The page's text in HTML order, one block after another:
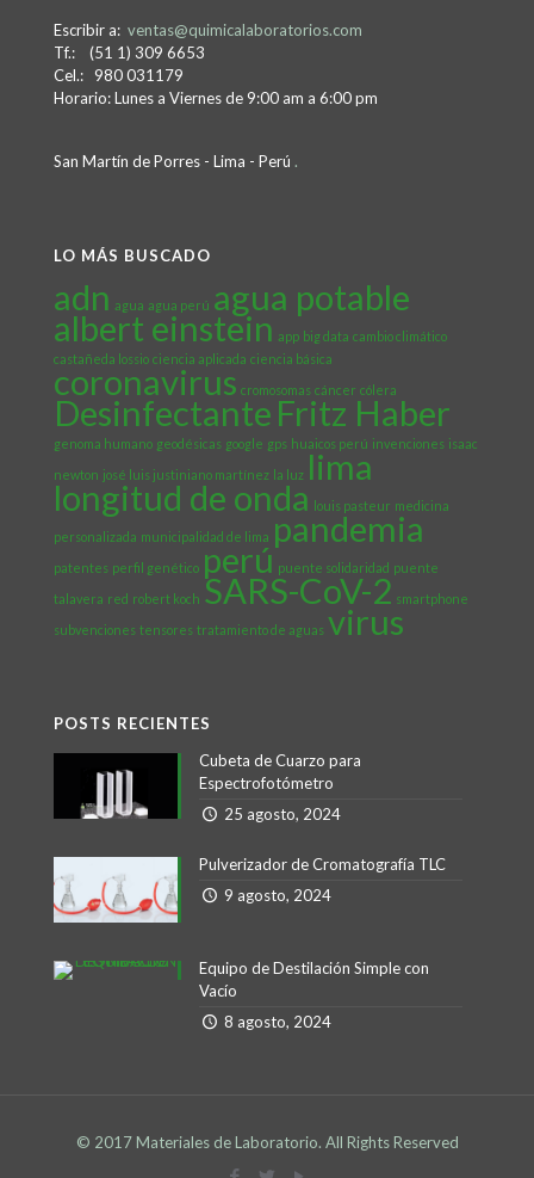
Escribir a: ventas@quimicalaboratorios.com
Tf.: (51 1) 309 6653
Cel.: 980 031179
Horario: Lunes a Viernes de 9:00 am a 6:00 pm
San Martín de Porres - Lima - Perú .
LO MÁS BUSCADO
adn agua agua perú agua potable
albert einstein app big data cambio climático
castañeda lossio ciencia aplicada ciencia básica
coronavirus cromosomas cáncer cólera
Desinfectante Fritz Haber
genoma humano geodésicas google gps huaicos perú invenciones isaac
newton josé luis justiniano martínez la luz lima
longitud de onda louis pasteur medicina
personalizada municipalidad de lima pandemia
patentes perfil genético perú puente solidaridad puente
talavera red robert koch SARS-CoV-2 smartphone
subvenciones tensores tratamiento de aguas virus
POSTS RECIENTES
Cubeta de Cuarzo para
Espectrofotómetro
25 agosto, 2024
Pulverizador de Cromatografía TLC
9 agosto, 2024
Equipo de Destilación Simple con
Vacío
8 agosto, 2024
© 2017 Materiales de Laboratorio. All Rights Reserved